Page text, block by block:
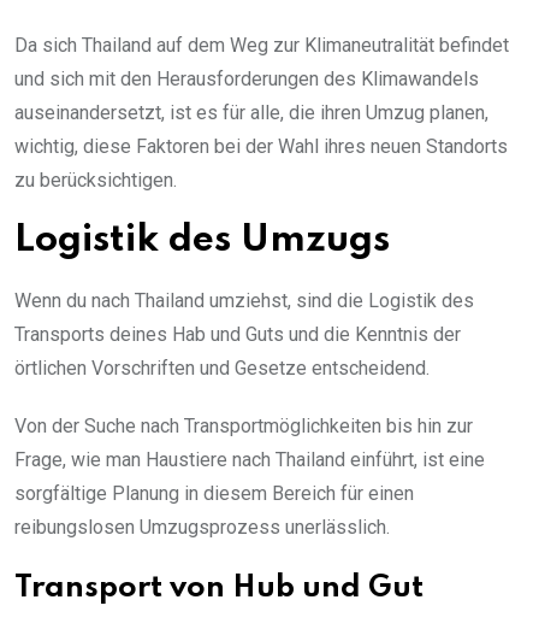
Da sich Thailand auf dem Weg zur Klimaneutralität befindet
und sich mit den Herausforderungen des Klimawandels
auseinandersetzt, ist es für alle, die ihren Umzug planen,
wichtig, diese Faktoren bei der Wahl ihres neuen Standorts
zu berücksichtigen.
Logistik des Umzugs
Wenn du nach Thailand umziehst, sind die Logistik des
Transports deines Hab und Guts und die Kenntnis der
örtlichen Vorschriften und Gesetze entscheidend.
Von der Suche nach Transportmöglichkeiten bis hin zur
Frage, wie man Haustiere nach Thailand einführt, ist eine
sorgfältige Planung in diesem Bereich für einen
reibungslosen Umzugsprozess unerlässlich.
Transport von Hub und Gut